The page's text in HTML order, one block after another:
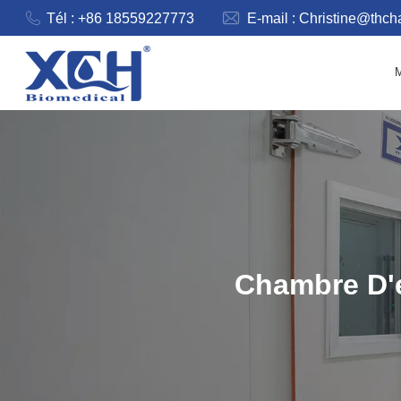
Tél : +86 18559227773 E-mail :
Chambre